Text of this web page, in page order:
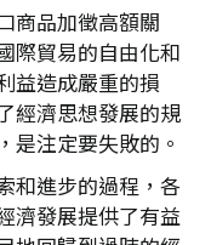
商品加徵高額關
際貿易的自由化和
益造成嚴重的損
經濟思想發展的規
是注定要失敗的。
和進步的過程，各
濟發展提供了有益